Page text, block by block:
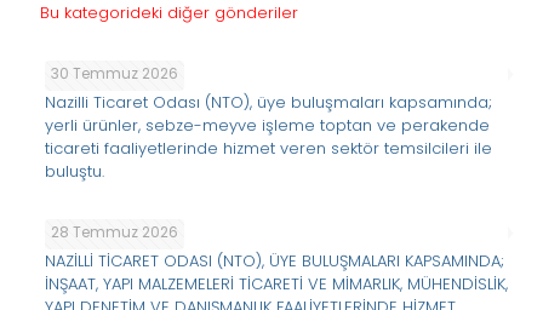
Bu kategorideki diğer gönderiler
30 Temmuz 2026
Nazilli Ticaret Odası (NTO), üye buluşmaları kapsamında;
yerli ürünler, sebze-meyve işleme toptan ve perakende
ticareti faaliyetlerinde hizmet veren sektör temsilcileri ile
buluştu.
28 Temmuz 2026
NAZİLLİ TİCARET ODASI (NTO), ÜYE BULUŞMALARI KAPSAMINDA;
İNŞAAT, YAPI MALZEMELERİ TİCARETİ VE MİMARLIK, MÜHENDİSLİK,